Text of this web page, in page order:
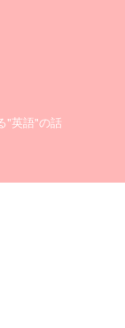
"英語"の話